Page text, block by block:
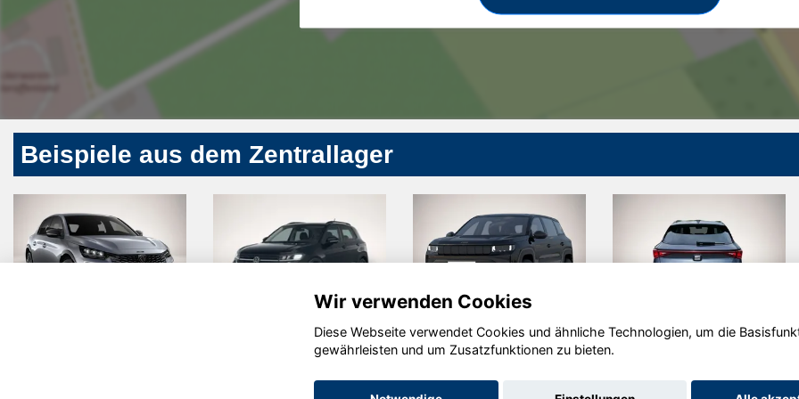
Beispiele aus dem Zentrallager
Jeep
Compass
Seat Leon
Wir verwenden Cookies
Diese Webseite verwendet Cookies und ähnliche Technologien, um die
gewährleisten und um Zusatzfunktionen zu bieten.